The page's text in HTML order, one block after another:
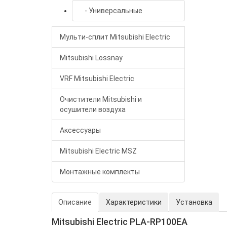
- Универсальные
Мульти-сплит Mitsubishi Electric
Mitsubishi Lossnay
VRF Mitsubishi Electric
Очистители Mitsubishi и
осушители воздуха
Аксессуары
Mitsubishi Electric MSZ
Монтажные комплекты
Описание Характеристики Установка
Mitsubishi Electric PLA-RP100EA